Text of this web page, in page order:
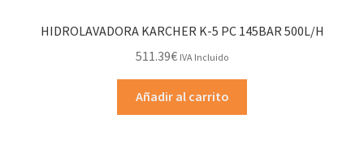
HIDROLAVADORA KARCHER K-5 PC 145BAR 500L/H
511.39€ IVA Incluido
Añadir al carrito